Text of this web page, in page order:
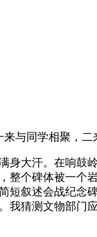
与同学相聚，二
大汗。在响鼓
个碑体被一个
叙述会战纪念
猜测文物部门